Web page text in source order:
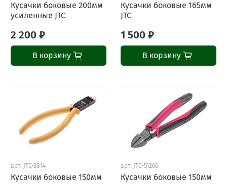
Кусачки боковые 200мм
усиленные JTC
2 200 ₽
В корзину
Кусачки боковые 165мм
JTC
1 500 ₽
В корзину
арт. JTC-3814
Кусачки боковые 150мм
арт. JTC-51266
Кусачки боковые 150мм